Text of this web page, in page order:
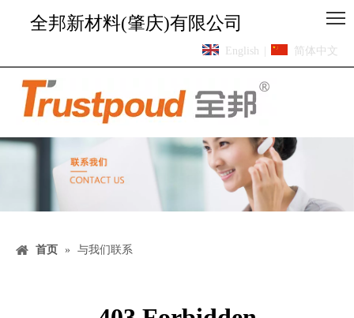
全邦新材料(肇庆)有限公司
English 简体中文
首页 » 与我们联系